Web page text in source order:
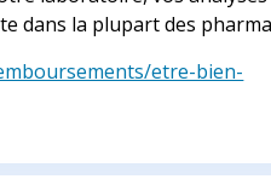
dans la plupart des
etre-bien-